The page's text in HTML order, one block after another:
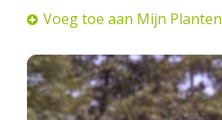
Voeg toe aan Mijn Planten